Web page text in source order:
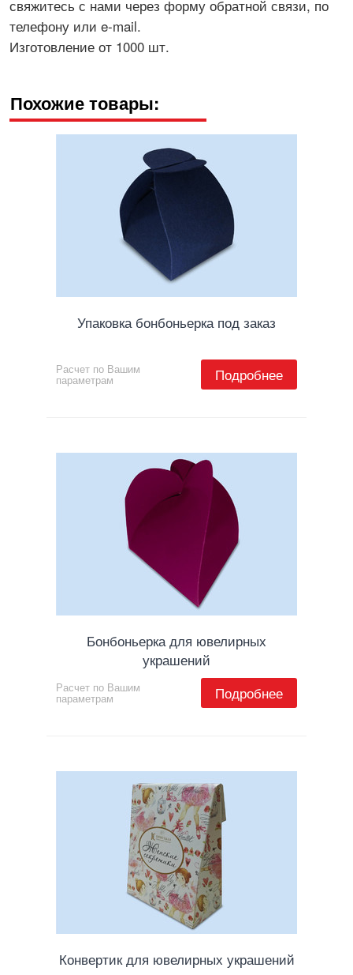
свяжитесь с нами через форму обратной связи, по
телефону или e-mail.
Изготовление от 1000 шт.
Похожие товары:
Упаковка бонбоньерка под заказ
Расчет по Вашим
параметрам Подробнее
Бонбоньерка для ювелирных
украшений
Расчет по Вашим
параметрам Подробнее
Конвертик для ювелирных украшений